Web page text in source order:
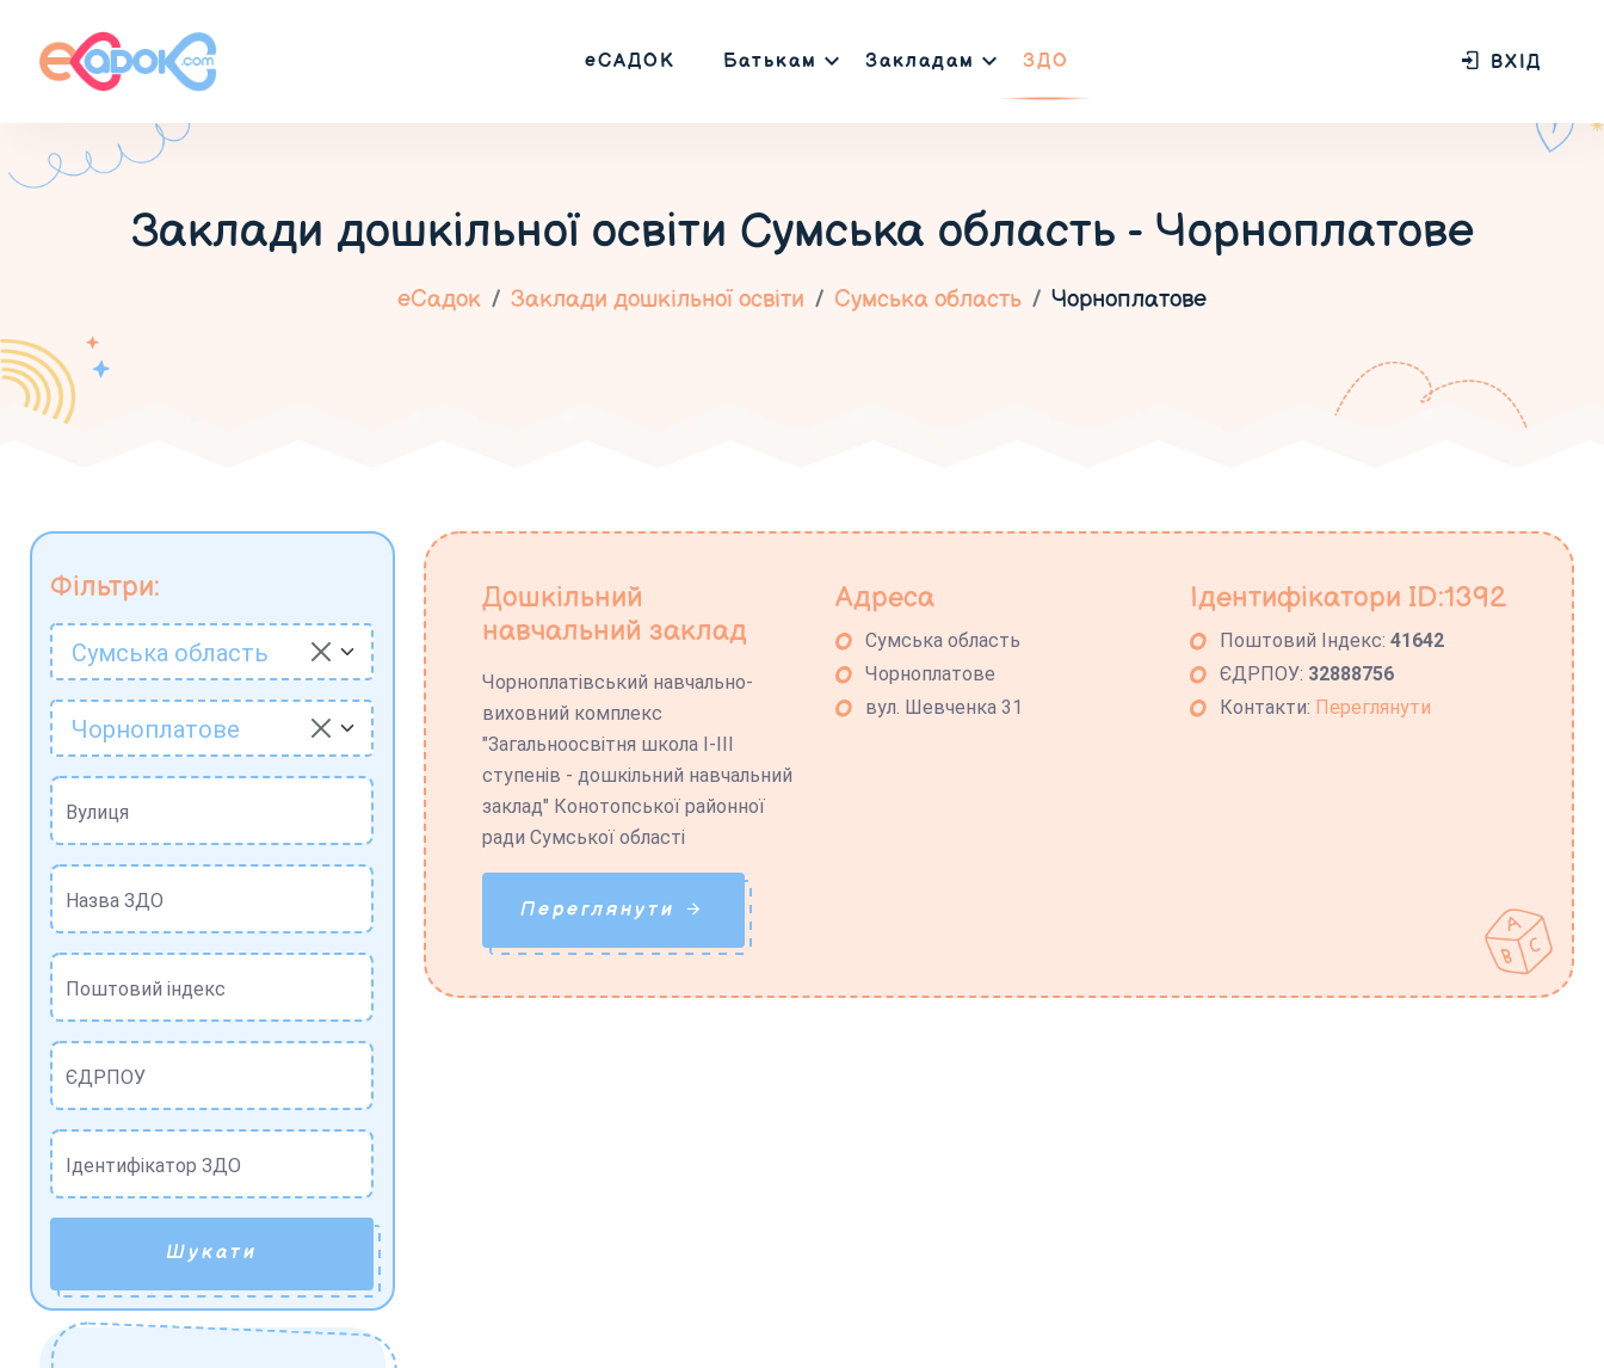
еСАДОК Батькам Закладам ЗДО ВХІД
Заклади дошкільної освіти Сумська область - Чорноплатове
еСадок Заклади дошкільної освіти Сумська область Чорноплатове
Фільтри:
Сумська область
Чорноплатове
Вулиця
Назва ЗДО
Поштовий індекс
ЄДРПОУ
Ідентифікатор ЗДО
Шукати
Дошкільний
навчальний заклад
Чорноплатівський навчально-
виховний комплекс
"Загальноосвітня школа І-ІІІ
ступенів - дошкільний навчальний
заклад" Конотопської районної
ради Сумської області
Адреса
Сумська область
Чорноплатове
вул. Шевченка 31
Ідентифікатори ID:1392
Поштовий Індекс:41642
ЄДРПОУ: 32888756
Контакти: Переглянути
Переглянути